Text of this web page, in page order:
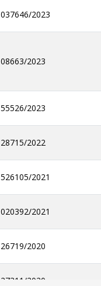
037646/2023
08663/2023
55526/2023
28715/2022
526105/2021
020392/2021
26719/2020
27311/2020